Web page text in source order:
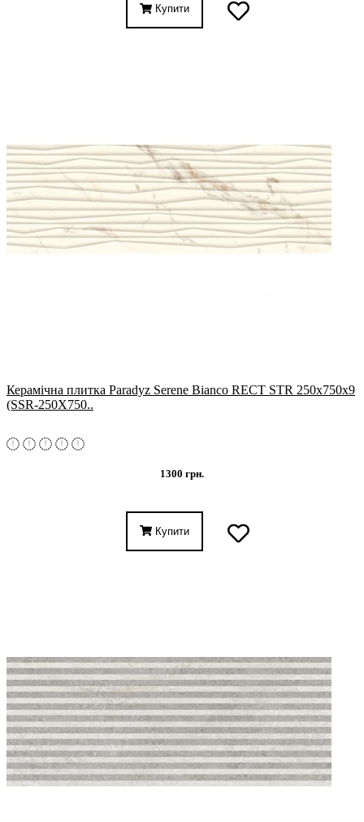
Купити
Керамічна плитка Paradyz Serene Bianco RECT STR 250x750x9
(SSR-250X750..
1300 грн.
Купити